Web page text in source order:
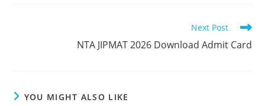
Next Post
NTA JIPMAT 2026 Download Admit Card
YOU MIGHT ALSO LIKE